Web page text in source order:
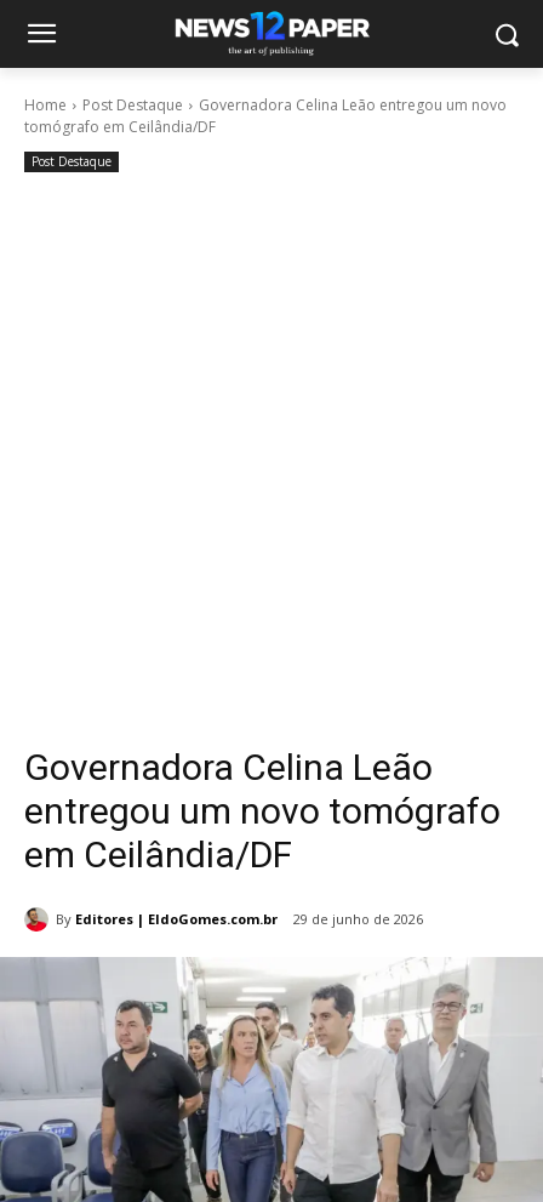
Home Post Destaque
Governadora Celina Leão entregou um novo
tomógrafo em Ceilândia/DF
Post Destaque
Governadora Celina Leão
entregou um novo tomógrafo
em Ceilândia/DF
By Editores | EldoGomes.com.br 29 de junho de 2026